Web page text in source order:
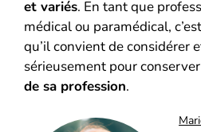
et variés. En tant que
médical ou paramédical,
qu’il convient de considérer
sérieusement pour conserver
de sa profession.